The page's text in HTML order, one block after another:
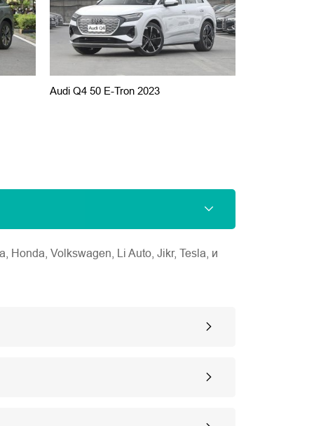
Audi Q4 50 E-Tron 2023
Honda, Volkswagen, Li Auto, Jikr, Tesla, и